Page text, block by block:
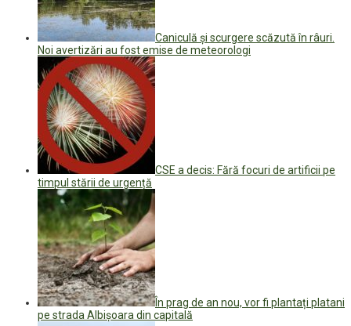
Caniculă și scurgere scăzută în râuri.
Noi avertizări au fost emise de meteorologi
CSE a decis: Fără focuri de artificii pe
timpul stării de urgență
În prag de an nou, vor fi plantați platani
pe strada Albișoara din capitală